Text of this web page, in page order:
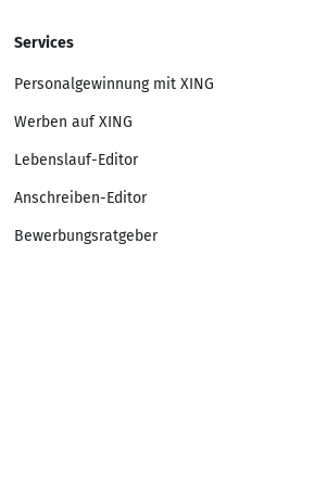
Services
Personalgewinnung mit XING
Werben auf XING
Lebenslauf-Editor
Anschreiben-Editor
Bewerbungsratgeber